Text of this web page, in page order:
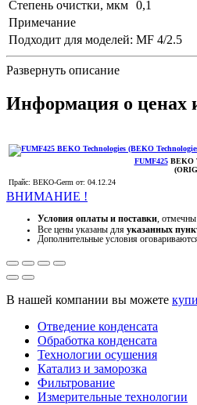
Степень очистки, мкм 0,1
Примечание
Подходит для моделей: MF 4/2.5
Развернуть описание
Информация о ценах
FUMF425 BEKO
Прайс: BEKO-Germ от: 04.12.24
ВНИМАНИЕ !
Условия оплаты и поставки ,
Все цены указаны для указанных
Дополнительные условия
В нашей компании вы можете
Отведение конденсата
Обработка конденсата
Технологии осушения
Катализ и заморозка
Фильтрование
Измерительные технологии